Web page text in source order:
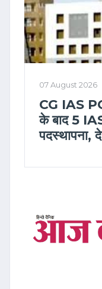
07 August 2026
CG IAS
के बाद 5
पदस्थापना,